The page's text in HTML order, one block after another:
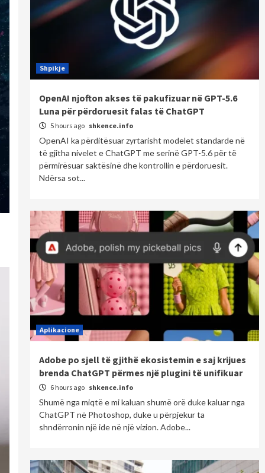
Shpikje
OpenAI njofton akses të pakufizuar në GPT-5.6
Luna për përdoruesit falas të ChatGPT
5 hours ago shkence.info
OpenAI ka përditësuar zyrtarisht modelet standarde në
të gjitha nivelet e ChatGPT me serinë GPT-5.6 për të
përmirësuar saktësinë dhe kontrollin e përdoruesit.
Ndërsa sot...
Aplikacione
Adobe po sjell të gjithë ekosistemin e saj krijues
brenda ChatGPT përmes një plugini të unifikuar
6 hours ago shkence.info
Shumë nga miqtë e mi kaluan shumë orë duke kaluar nga
ChatGPT në Photoshop, duke u përpjekur ta
shndërronin një ide në një vizion. Adobe...